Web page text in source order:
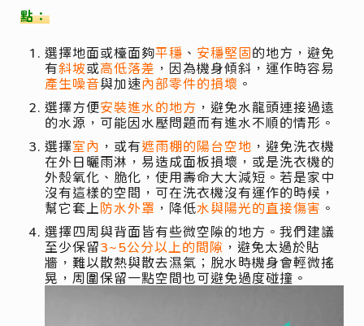
點：
選擇地面或檯面夠平穩 、 安穩堅固的地方，避免
有斜坡或高低落差 ，因為機身傾斜，運作時容易
產生噪音與加速內部零件的損壞 。
選擇方便安裝進水的地方 ，避免水龍頭連接過遠
的水源，可能因水壓問題而有進水不順的情形。
選擇室內 ，或有遮雨棚的陽台空地 ，避免洗衣機
在外日曬雨淋，易造成面板損壞，或是洗衣機的
外殼氧化、脆化，使用壽命大大減短。若是家中
沒有這樣的空間，可在洗衣機沒有運作的時候，
幫它套上 防水外罩 ，降低水與陽光的直接傷害 。
選擇四周與背面皆有些微空隙的地方。我們建議
至少保留3~5公分以上的間隙 ，避免太過於貼
牆，難以散熱與散去濕氣；脫水時機身會輕微搖
晃，周圍保留一點空間也可避免過度碰撞。